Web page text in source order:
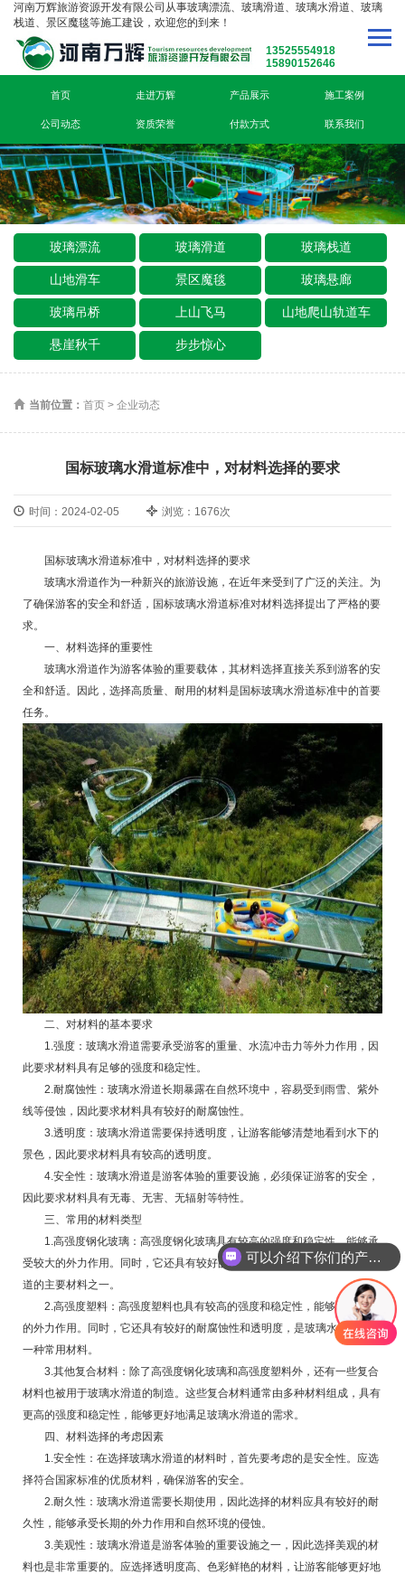
河南万辉旅游资源开发有限公司从事玻璃漂流、玻璃滑道、玻璃水滑道、玻璃
栈道、景区魔毯等施工建设，欢迎您的到来！
13525554918
15890152646
首页 走进万辉 产品展示 施工案例
公司动态 资质荣誉 付款方式 联系我们
玻璃漂流 玻璃滑道 玻璃栈道
山地滑车 景区魔毯 玻璃悬廊
玻璃吊桥 上山飞马 山地爬山轨道车
悬崖秋千 步步惊心
当前位置： 首页 > 企业动态
国标玻璃水滑道标准中，对材料选择的要求
时间：2024-02-05 浏览：1676次
国标玻璃水滑道标准中，对材料选择的要求
玻璃水滑道作为一种新兴的旅游设施，在近年来受到了广泛的关注。为
了确保游客的安全和舒适，国标玻璃水滑道标准对材料选择提出了严格的要
求。
一、材料选择的重要性
玻璃水滑道作为游客体验的重要载体，其材料选择直接关系到游客的安
全和舒适。因此，选择高质量、耐用的材料是国标玻璃水滑道标准中的首要
任务。
二、对材料的基本要求
1.强度：玻璃水滑道需要承受游客的重量、水流冲击力等外力作用，因
此要求材料具有足够的强度和稳定性。
2.耐腐蚀性：玻璃水滑道长期暴露在自然环境中，容易受到雨雪、紫外
线等侵蚀，因此要求材料具有较好的耐腐蚀性。
3.透明度：玻璃水滑道需要保持透明度，让游客能够清楚地看到水下的
景色，因此要求材料具有较高的透明度。
4.安全性：玻璃水滑道是游客体验的重要设施，必须保证游客的安全，
因此要求材料具有无毒、无害、无辐射等特性。
三、常用的材料类型
1.高强度钢化玻璃：高强度钢化玻璃具有较高的强度和稳定性，能够承
受较大的外力作用。同时，它还具有较好的耐腐蚀性和透明度，是玻璃水滑
道的主要材料之一。
2.高强度塑料：高强度塑料也具有较高的强度和稳定性，能够承受较大
的外力作用。同时，它还具有较好的耐腐蚀性和透明度，是玻璃水滑道的另
一种常用材料。
3.其他复合材料：除了高强度钢化玻璃和高强度塑料外，还有一些复合
材料也被用于玻璃水滑道的制造。这些复合材料通常由多种材料组成，具有
更高的强度和稳定性，能够更好地满足玻璃水滑道的需求。
四、材料选择的考虑因素
1.安全性：在选择玻璃水滑道的材料时，首先要考虑的是安全性。应选
择符合国家标准的优质材料，确保游客的安全。
2.耐久性：玻璃水滑道需要长期使用，因此选择的材料应具有较好的耐
久性，能够承受长期的外力作用和自然环境的侵蚀。
3.美观性：玻璃水滑道是游客体验的重要设施之一，因此选择美观的材
料也是非常重要的。应选择透明度高、色彩鲜艳的材料，让游客能够更好地
可以介绍下你们的产品么